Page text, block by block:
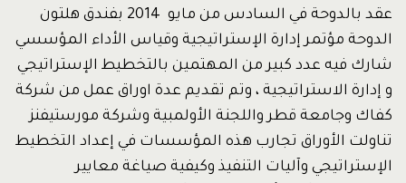
عقد بالدوحة في السادس من مايو 2014 بفندق هلتون
الدوحة مؤتمر إدارة الإستراتيجية وقياس الأداء المؤسسي
شارك فيه عدد كبير من المهتمين بالتخطيط الإستراتيجي
و إدارة الاستراتيجية ، وتم تقديم عدة اوراق عمل من شركة
كفاك وجامعة قطر واللجنة الأولمبية وشركة مورستيفنز
تناولت الأوراق تجارب هذه المؤسسات في إعداد التخطيط
الإستراتيجي وآليات التنفيذ وكيفية صياغة معايير